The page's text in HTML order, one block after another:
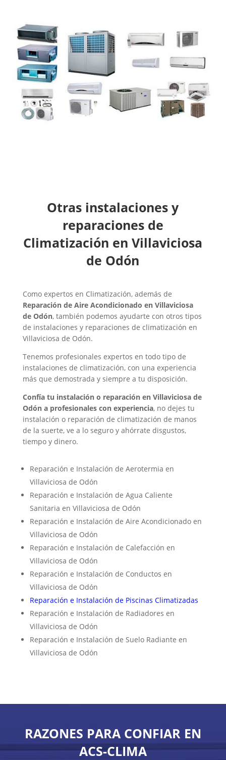
Otras instalaciones y
reparaciones de
Climatización en Villaviciosa
de Odón
Como expertos en Climatización, además de
Reparación de Aire Acondicionado en Villaviciosa
de Odón, también podemos ayudarte con otros tipos
de instalaciones y reparaciones de climatización en
Villaviciosa de Odón.
Tenemos profesionales expertos en todo tipo de
instalaciones de climatización, con una experiencia
más que demostrada y siempre a tu disposición.
Confía tu instalación o reparación en Villaviciosa de
Odón a profesionales con experiencia, no dejes tu
instalación o reparación de climatización de manos
de la suerte, ve a lo seguro y ahórrate disgustos,
tiempo y dinero.
Reparación e Instalación de Aerotermia en
Villaviciosa de Odón
Reparación e Instalación de Agua Caliente
Sanitaria en Villaviciosa de Odón
Reparación e Instalación de Aire Acondicionado en
Villaviciosa de Odón
Reparación e Instalación de Calefacción en
Villaviciosa de Odón
Reparación e Instalación de Conductos en
Villaviciosa de Odón
Reparación e Instalación de Piscinas Climatizadas
Reparación e Instalación de Radiadores en
Villaviciosa de Odón
Reparación e Instalación de Suelo Radiante en
Villaviciosa de Odón
RAZONES PARA CONFIAR EN
ACS-CLIMA